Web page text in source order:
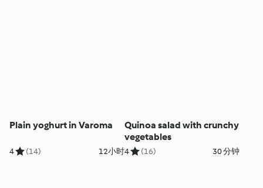
Plain yoghurt in Varoma
4 (14) 12小时
Quinoa salad with crunchy
vegetables
4 (16) 30 分钟